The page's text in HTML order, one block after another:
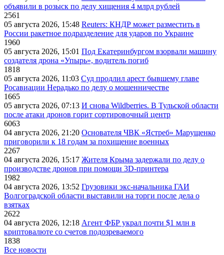
объявили в розыск по делу хищения 4 млрд рублей
2561
05 августа 2026, 15:48 Reuters: КНДР может разместить в
России ракетное подразделение для ударов по Украине
1960
05 августа 2026, 15:01 Под Екатеринбургом взорвали машину
создателя дрона «Упырь», водитель погиб
1818
05 августа 2026, 11:03 Суд продлил арест бывшему главе
Росавиации Нерадько по делу о мошенничестве
1665
05 августа 2026, 07:13 И снова Wildberries. В Тульской области
после атаки дронов горит сортировочный центр
6063
04 августа 2026, 21:20 Основателя ЧВК «Ястреб» Марущенко
приговорили к 18 годам за похищение военных
2267
04 августа 2026, 15:17 Жителя Крыма задержали по делу о
производстве дронов при помощи 3D‑принтера
1982
04 августа 2026, 13:52 Грузовики экс-начальника ГАИ
Волгоградской области выставили на торги после дела о
взятках
2622
04 августа 2026, 12:18 Агент ФБР украл почти $1 млн в
криптовалюте со счетов подозреваемого
1838
Все новости